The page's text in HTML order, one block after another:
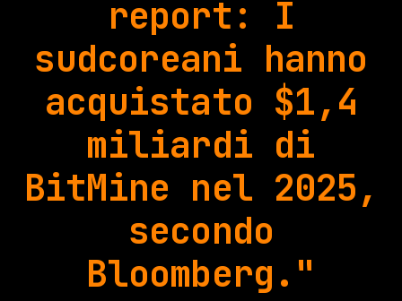
report: I
sudcoreani hanno
acquistato $1,4
miliardi di
BitMine nel 2025,
secondo
Bloomberg."